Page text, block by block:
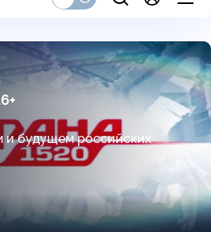
и будущем российских